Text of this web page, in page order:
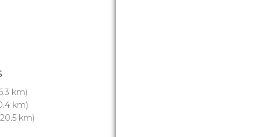
km)
km)
km)